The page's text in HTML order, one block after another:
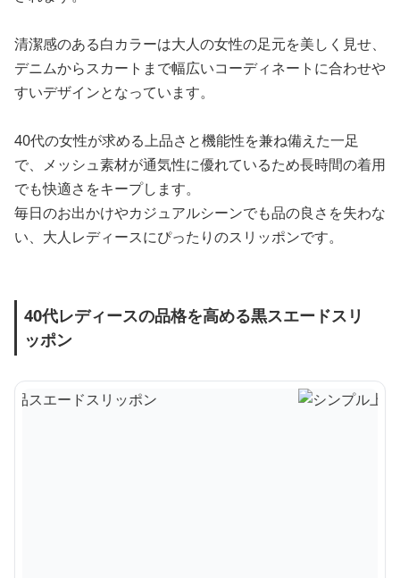
清潔感のある白カラーは大人の女性の足元を美しく見せ、
デニムからスカートまで幅広いコーディネートに合わせや
すいデザインとなっています。
40代の女性が求める上品さと機能性を兼ね備えた一足
で、メッシュ素材が通気性に優れているため長時間の着用
でも快適さをキープします。
毎日のお出かけやカジュアルシーンでも品の良さを失わな
い、大人レディースにぴったりのスリッポンです。
40代レディースの品格を高める黒スエードスリ
ッポン